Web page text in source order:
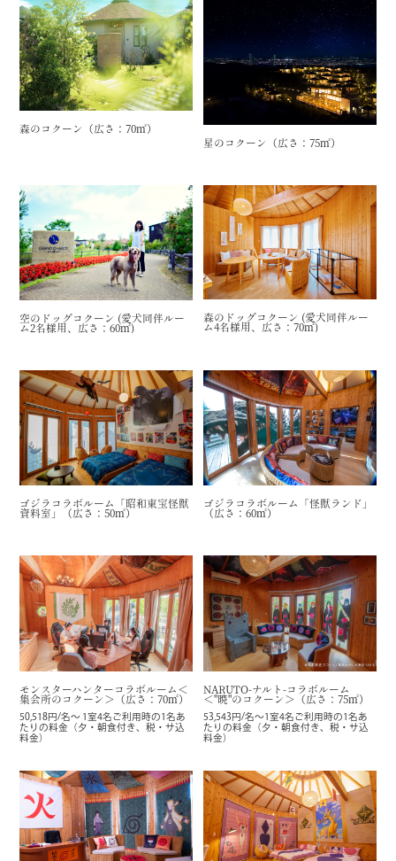
森のコクーン（広さ：70㎡）
星のコクーン（広さ：75㎡）
空のドッグコクーン (愛犬同伴ルー
ム2名様用、広さ：60㎡)
森のドッグコクーン (愛犬同伴ルー
ム4名様用、広さ：70㎡)
ゴジラコラボルーム「昭和東宝怪獣
資料室」（広さ：50㎡）
ゴジラコラボルーム「怪獣ランド」
（広さ：60㎡）
モンスターハンターコラボルーム＜
集会所のコクーン＞（広さ：70㎡）
50,518円/名～ 1室4名ご利用時の1名あ
たりの料金（夕・朝食付き、税・サ込
料金）
NARUTO-ナルト-コラボルーム
＜"暁"のコクーン＞（広さ：75㎡）
53,543円/名～1室4名ご利用時の1名あ
たりの料金（夕・朝食付き、税・サ込
料金）